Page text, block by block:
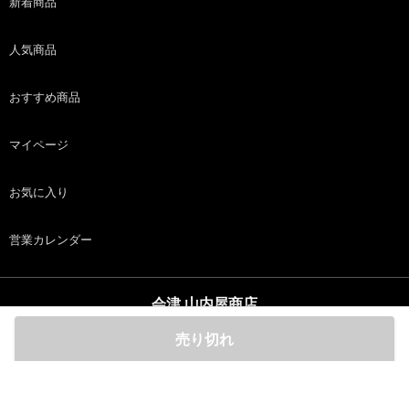
売り切れ
人気商品
おすすめ商品
マイページ
お気に入り
営業カレンダー
会津 山内屋商店
copyright (c) 会津 山内屋商店 all rights reserved.